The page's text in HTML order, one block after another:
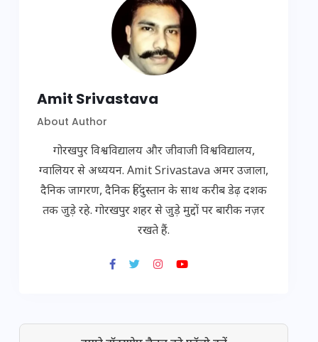
Amit Srivastava
About Author
गोरखपुर विश्वविद्यालय और जीवाजी विश्वविद्यालय,
ग्वालियर से अध्ययन. Amit Srivastava अमर उजाला,
दैनिक जागरण, दैनिक हिंदुस्तान के साथ करीब डेढ़ दशक
तक जुड़े रहे. गोरखपुर शहर से जुड़े मुद्दों पर बारीक नज़र
रखते हैं.